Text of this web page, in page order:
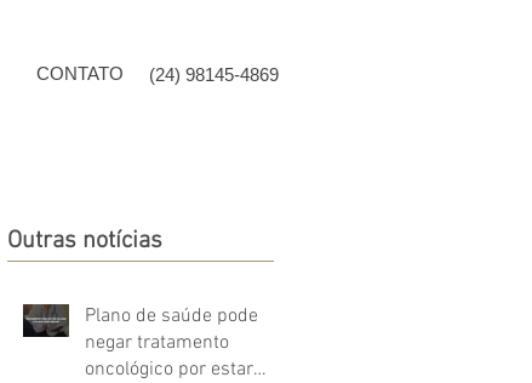
CONTATO (24) 98145-4869
Outras notícias
Plano de saúde pode
negar tratamento
oncológico por estar